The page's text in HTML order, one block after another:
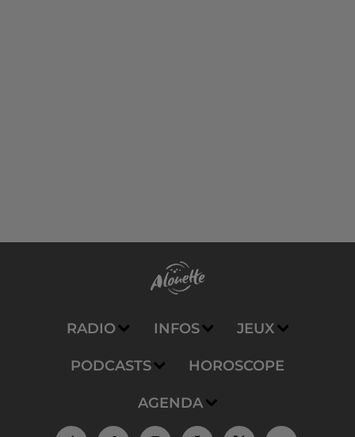
RADIO INFOS JEUX
PODCASTS HOROSCOPE
AGENDA